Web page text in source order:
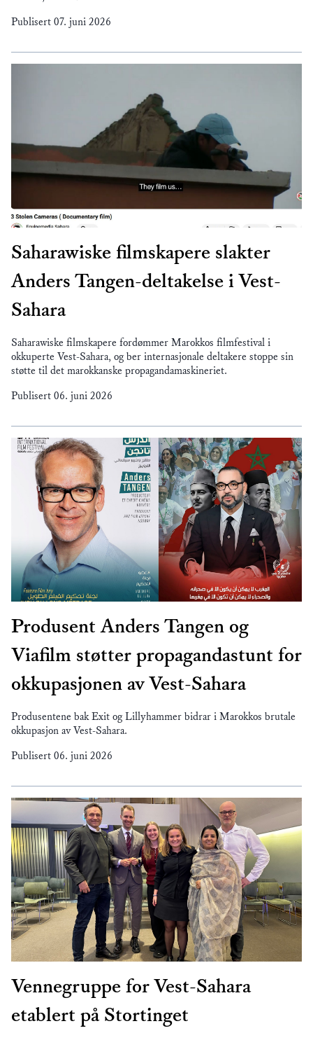
Publisert 07. juni 2026
Saharawiske filmskapere slakter
Anders Tangen-deltakelse i Vest-
Sahara
Saharawiske filmskapere fordømmer Marokkos filmfestival i
okkuperte Vest-Sahara, og ber internasjonale deltakere stoppe sin
støtte til det marokkanske propagandamaskineriet.
Publisert 06. juni 2026
Produsent Anders Tangen og
Viafilm støtter propagandastunt for
okkupasjonen av Vest-Sahara
Produsentene bak Exit og Lillyhammer bidrar i Marokkos brutale
okkupasjon av Vest-Sahara.
Publisert 06. juni 2026
Vennegruppe for Vest-Sahara
etablert på Stortinget